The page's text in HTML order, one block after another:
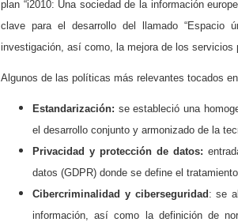
plan “i2010: Una sociedad de la información
clave para el desarrollo del llamado “Espacio
investigación, así como, la mejora de los servicios
Algunos de las políticas más relevantes tocados
Estandarización: se estableció una
el desarrollo conjunto y armonizado de la
Privacidad y protección de datos:
datos (GDPR) donde se define el
Cibercriminalidad y ciberseguridad : se
información, así como la definición de